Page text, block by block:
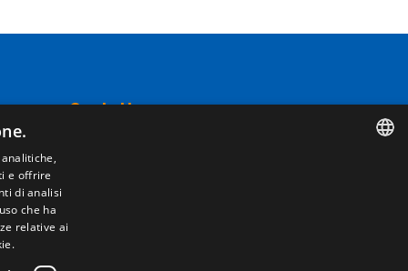
Contatto
e offrire
di analisi
che ha
relative ai